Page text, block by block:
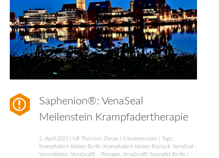
Saphenion®: VenaSeal
Meilenstein Krampfadertherapie
2. April 2025 Ulf Thorsten Zierau 0 Kommentare | Tags:
Krampfadern kleben Berlin, Krampfadern kleben Rostock, VenaSeal -
Venenkleber, VenaSeal® - Therapie, VenaSeal®-Spezialist Berlin /